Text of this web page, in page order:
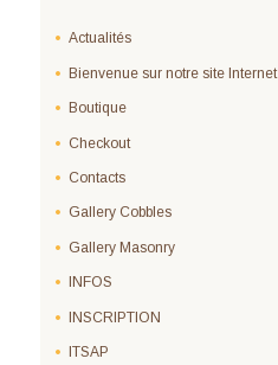
Actualités
Bienvenue sur notre site Internet
Boutique
Checkout
Contacts
Gallery Cobbles
Gallery Masonry
INFOS
INSCRIPTION
ITSAP